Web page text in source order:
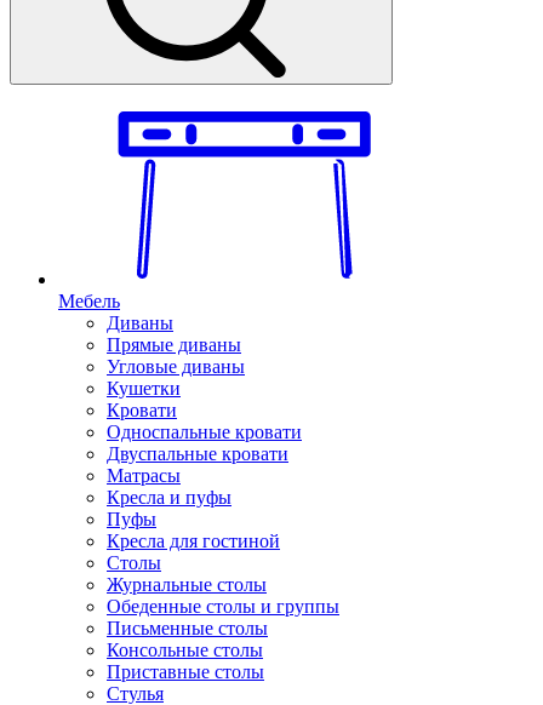
Мебель
Диваны
Прямые диваны
Угловые диваны
Кушетки
Кровати
Односпальные кровати
Двуспальные кровати
Матрасы
Кресла и пуфы
Пуфы
Кресла для гостиной
Столы
Журнальные столы
Обеденные столы и группы
Письменные столы
Консольные столы
Приставные столы
Стулья